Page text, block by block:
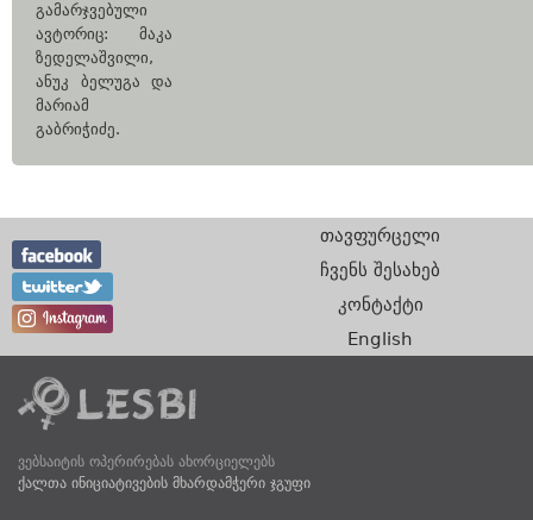
გამარჯვებული
ავტორიც: მაკა
ზედელაშვილი,
ანუკ ბელუგა და
მარიამ
გაბრიჭიძე.
თავფურცელი
ჩვენს შესახებ
კონტაქტი
English
ვებსაიტის ოპერირებას ახორციელებს
ქალთა ინიციატივების მხარდამჭერი ჯგუფი